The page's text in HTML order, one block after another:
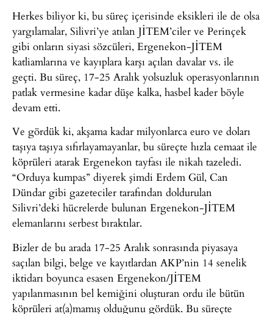
Herkes biliyor ki, bu süreç içerisinde eksikleri ile de olsa
yargılamalar, Silivri’ye atılan JİTEM’ciler ve Perinçek
gibi onların siyasi sözcüleri, Ergenekon-JİTEM
katliamlarına ve kayıplara karşı açılan davalar vs. ile
geçti. Bu süreç, 17-25 Aralık yolsuzluk operasyonlarının
patlak vermesine kadar düşe kalka, hasbel kader böyle
devam etti.
Ve gördük ki, akşama kadar milyonlarca euro ve doları
taşıya taşıya sıfırlayamayanlar, bu süreçte hızla cemaat ile
köprüleri atarak Ergenekon tayfası ile nikah tazeledi.
“Orduya kumpas” diyerek şimdi Erdem Gül, Can
Dündar gibi gazeteciler tarafından doldurulan
Silivri’deki hücrelerde bulunan Ergenekon-JİTEM
elemanlarını serbest bıraktılar.
Bizler de bu arada 17-25 Aralık sonrasında piyasaya
saçılan bilgi, belge ve kayıtlardan AKP’nin 14 senelik
iktidarı boyunca esasen Ergenekon/JİTEM
yapılanmasının bel kemiğini oluşturan ordu ile bütün
köprüleri at(a)mamış olduğunu gördük. Bu süreçte